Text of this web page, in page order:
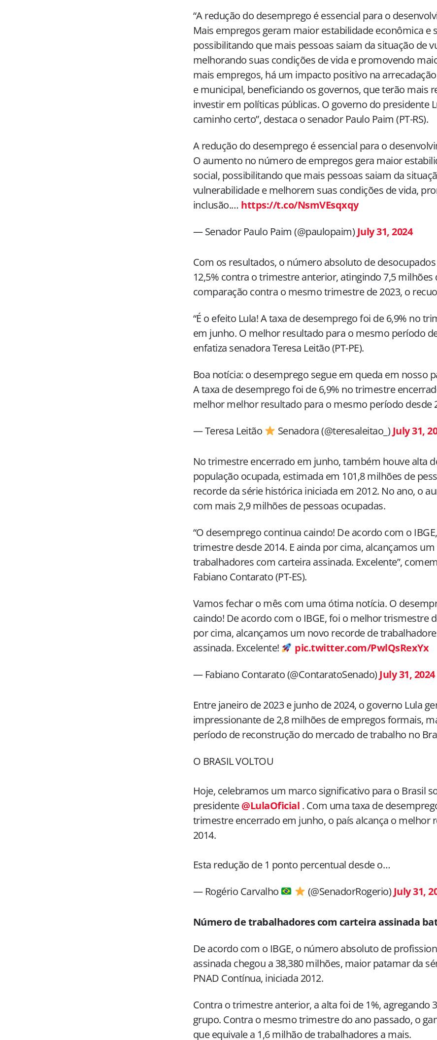
“A redução do desemprego é essencial para o
Mais empregos geram maior estabilidade econômica e
possibilitando que mais pessoas saiam da situação de
melhorando suas condições de vida e promovendo
mais empregos, há um impacto positivo na
e municipal, beneficiando os governos, que terão mais
investir em políticas públicas. O governo do presidente
caminho certo”, destaca o senador Paulo Paim (PT-RS).
A redução do desemprego é essencial para o
O aumento no número de empregos gera maior
social, possibilitando que mais pessoas saiam da
vulnerabilidade e melhorem suas condições de vida,
inclusão.… https://t.co/NsmVEsqxqy
— Senador Paulo Paim (@paulopaim) July 31, 2024
Com os resultados, o número absoluto de
12,5% contra o trimestre anterior, atingindo 7,5 milhões
comparação contra o mesmo trimestre de 2023, o
“É o efeito Lula! A taxa de desemprego foi de 6,9% no
em junho. O melhor resultado para o mesmo período
enfatiza senadora Teresa Leitão (PT-PE).
Boa notícia: o desemprego segue em queda em nosso
A taxa de desemprego foi de 6,9% no trimestre
melhor melhor resultado para o mesmo período desde
— Teresa Leitão
Senadora (@teresaleitao_) July 31,
No trimestre encerrado em junho, também houve alta
população ocupada, estimada em 101,8 milhões de
recorde da série histórica iniciada em 2012. No ano, o
com mais 2,9 milhões de pessoas ocupadas.
“O desemprego continua caindo! De acordo com o
trimestre desde 2014. E ainda por cima, alcançamos
trabalhadores com carteira assinada. Excelente”,
Fabiano Contarato (PT-ES).
Vamos fechar o mês com uma ótima notícia. O
caindo! De acordo com o IBGE, foi o melhor trismestre
por cima, alcançamos um novo recorde de
assinada. Excelente!
pic.twitter.com/PwlQsRexYx
— Fabiano Contarato (@ContaratoSenado) July 31, 2024
Entre janeiro de 2023 e junho de 2024, o governo Lula
impressionante de 2,8 milhões de empregos formais,
período de reconstrução do mercado de trabalho no
O BRASIL VOLTOU
Hoje, celebramos um marco significativo para o Brasil
presidente@LulaOficial . Com uma taxa de
trimestre encerrado em junho, o país alcança o melhor
2014.
Esta redução de 1 ponto percentual desde o…
— Rogério Carvalho
(@SenadorRogerio) July 31,
Número de trabalhadores com carteira assinada
De acordo com o IBGE, o número absoluto de
assinada chegou a 38,380 milhões, maior patamar da
PNAD Contínua, iniciada 2012.
Contra o trimestre anterior, a alta foi de 1%, agregando
grupo. Contra o mesmo trimestre do ano passado, o
que equivale a 1,6 milhão de trabalhadores a mais.